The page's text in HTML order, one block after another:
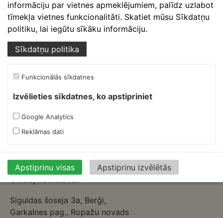
Ofiss, ražošana, noliktava.
Izmēģinātāju iela 1a,
Priekuļi, Cēsu novads.
Mob.:+37126317230
Darba laiki
darbadienās 08:00-17:00
sestdienās brīvs
Ruukki Berģi
Ofiss, noliktava.
Siguldas šoseja 3a, Berģi,
Garkalnes pag., Ropažu novads
informāciju par vietnes apmeklējumiem, palīdz uzlabot
tīmekļa vietnes funkcionalitāti. Skatiet mūsu Sīkdatņu
politiku, lai iegūtu sīkāku informāciju.
Sīkdatņu politika
Funkcionālās sīkdatnes
Izvēlieties sīkdatnes, ko apstipriniet
Google Analytics
Reklāmas dati
Apstiprinu visas Apstiprinu izvēlētās